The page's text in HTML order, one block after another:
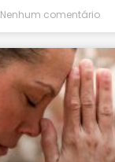
Nenhum comentário